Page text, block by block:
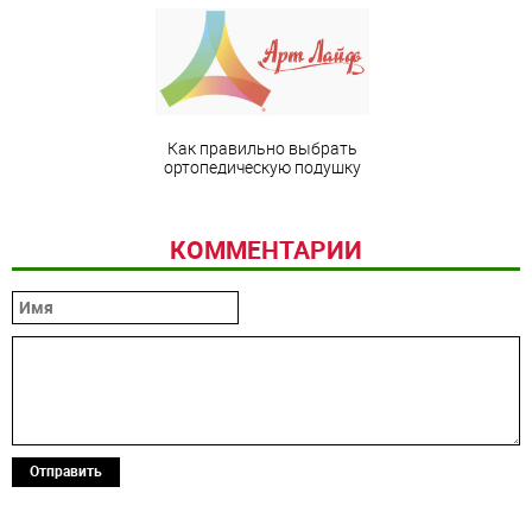
Как правильно выбрать
ортопедическую подушку
КОММЕНТАРИИ
Отправить